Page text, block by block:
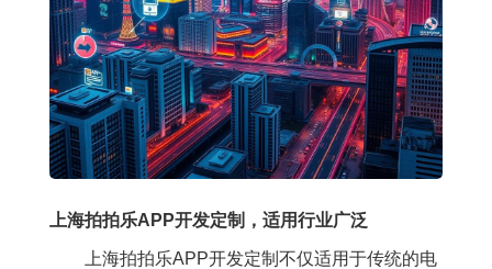
上海拍拍乐APP开发定制，适用行业广泛
上海拍拍乐APP开发定制不仅适用于传统的电